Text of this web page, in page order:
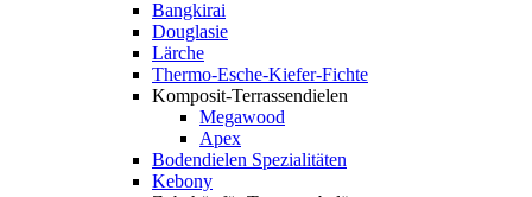
Bangkirai
Douglasie
Lärche
Thermo-Esche-Kiefer-Fichte
Komposit-Terrassendielen
Megawood
Apex
Bodendielen Spezialitäten
Kebony